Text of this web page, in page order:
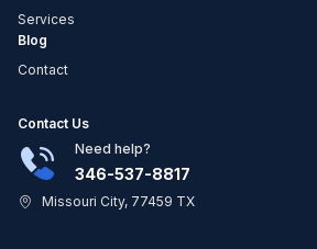
Services
Blog
Contact
Contact Us
Need help?
346-537-8817
Missouri City, 77459 TX